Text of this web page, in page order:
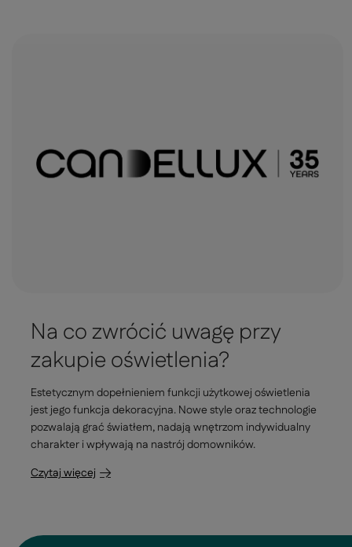
Na co zwrócić uwagę przy
zakupie oświetlenia?
Estetycznym dopełnieniem funkcji użytkowej oświetlenia
jest jego funkcja dekoracyjna. Nowe style oraz technologie
pozwalają grać światłem, nadają wnętrzom indywidualny
charakter i wpływają na nastrój domowników.
Czytaj więcej